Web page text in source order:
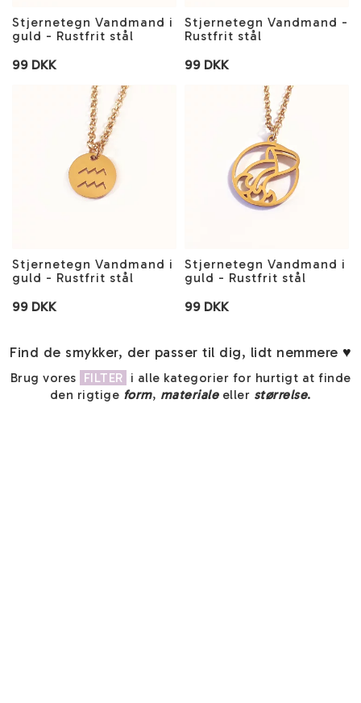
Stjernetegn Vandmand i
guld - Rustfrit stål
99 DKK
Stjernetegn Vandmand -
Rustfrit stål
99 DKK
Stjernetegn Vandmand i
guld - Rustfrit stål
99 DKK
Stjernetegn Vandmand i
guld - Rustfrit stål
99 DKK
Find de smykker, der passer til dig, lidt nemmere ♥
Brug vores FILTER i alle kategorier for hurtigt at finde
den rigtige form, materialeeller størrelse.